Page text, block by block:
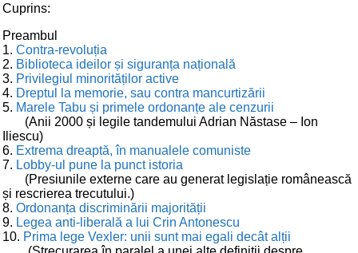
Cuprins:
Preambul
1. Contra-revoluția
2. Biblioteca ideilor și siguranța națională
3. Privilegiul minorităților active
4. Dreptul la memorie, sau contra mancurtizării
5. Marele Tabu și primele ordonanțe ale cenzurii
(Anii 2000 și legile tandemului Adrian Năstase – Ion
Iliescu)
6. Extrema dreaptă, în manualele comuniste
7. Lobby-ul pune la punct istoria
(Presiunile externe care au generat legislație românească
și rescrierea trecutului.)
8. Ordonanța discriminării majorității
9. Legea anti-liberală a lui Crin Antonescu
10. Prima lege Vexler: unii sunt mai egali decât alții